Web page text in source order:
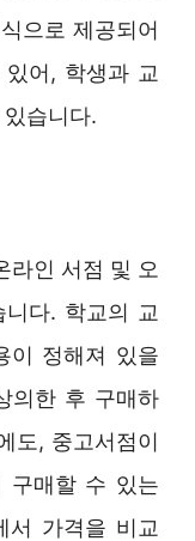
으로 제공되어
어, 학생과 교
습니다.
라인 서점 및 오
다. 학교의 교
이 정해져 있을
의한 후 구매하
도, 중고서점이
구매할 수 있는
서 가격을 비교